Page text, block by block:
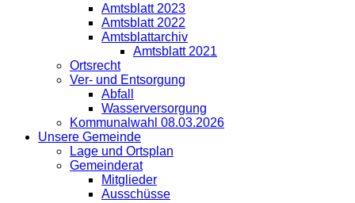
Amtsblatt 2023
Amtsblatt 2022
Amtsblattarchiv
Amtsblatt 2021
Ortsrecht
Ver- und Entsorgung
Abfall
Wasserversorgung
Kommunalwahl 08.03.2026
Unsere Gemeinde
Lage und Ortsplan
Gemeinderat
Mitglieder
Ausschüsse